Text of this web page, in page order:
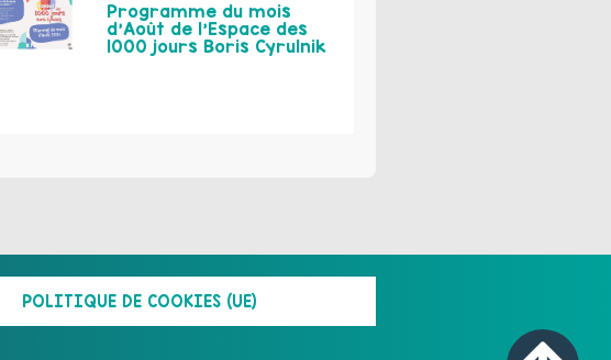
Programme du mois
d’Août de l’Espace des
1000 jours Boris Cyrulnik
POLITIQUE DE COOKIES (UE)